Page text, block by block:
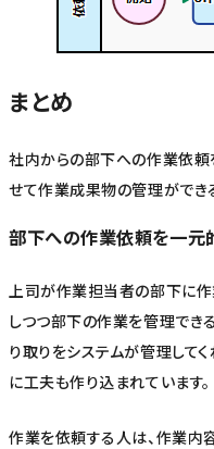
まとめ
社内からの部下への作業依頼
せて作業成果物の管理ができ
部下への作業依頼を一元
上司が作業担当者の部下に
しつつ部下の作業を管理でき
り取りをシステムが管理して
に工夫も作り込まれています。
作業を依頼する人は、作業内